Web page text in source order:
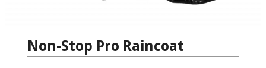
Non-Stop Pro Raincoat